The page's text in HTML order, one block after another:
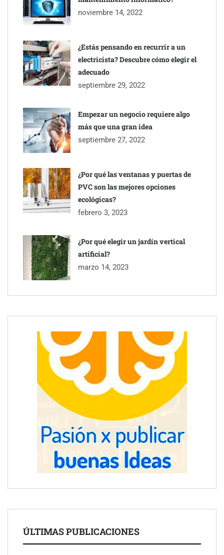
noviembre 14, 2022
¿Estás pensando en recurrir a un
electricista? Descubre cómo elegir el
adecuado
septiembre 29, 2022
Empezar un negocio requiere algo
más que una gran idea
septiembre 27, 2022
¿Por qué las ventanas y puertas de
PVC son las mejores opciones
ecológicas?
febrero 3, 2023
¿Por qué elegir un jardín vertical
artificial?
marzo 14, 2023
ÚLTIMAS PUBLICACIONES